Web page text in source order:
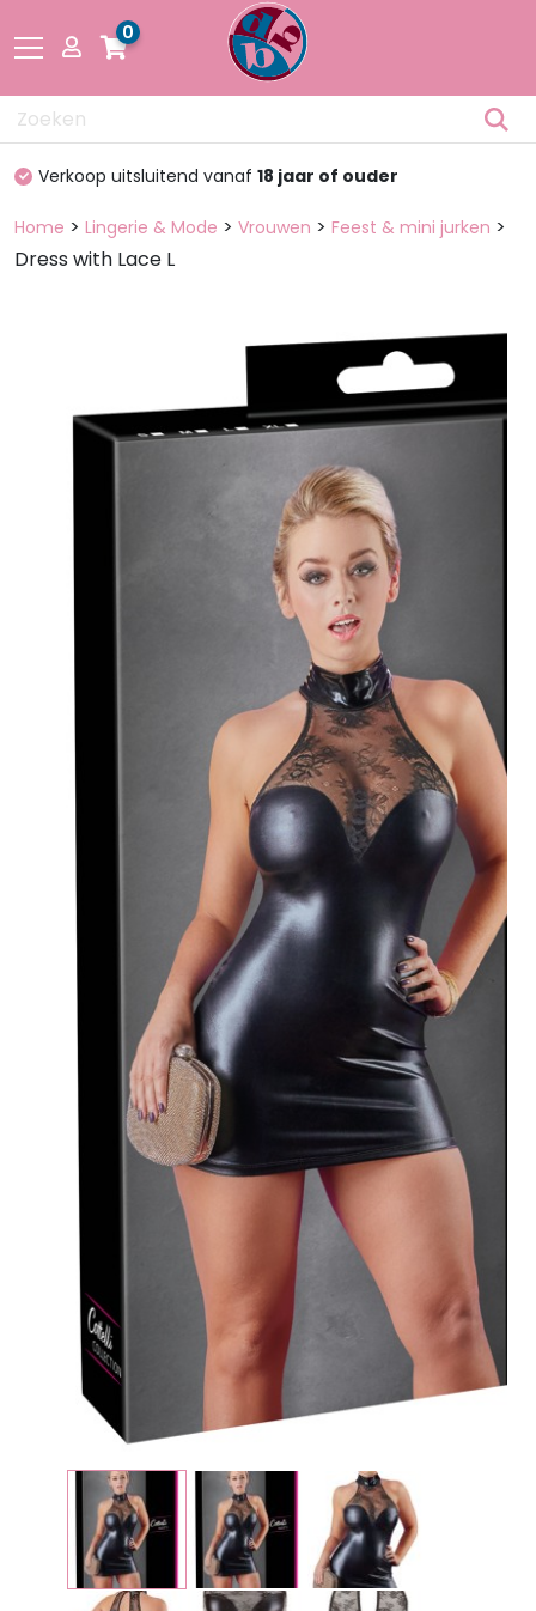
Drogisterij
Pakketten
en dozen
Plezier &
0
Verkoop uitsluitend vanaf18 jaar of ouder
Home > Lingerie & Mode > Vrouwen > Feest & mini jurken >
Dress with Lace L